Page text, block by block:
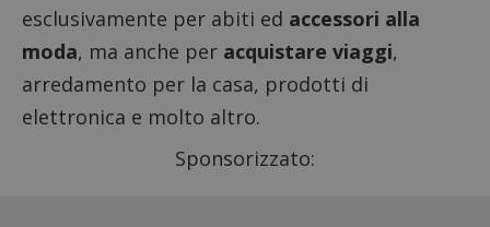
esclusivamente per abiti ed accessori alla
moda, ma anche per acquistare viaggi,
arredamento per la casa, prodotti di
elettronica e molto altro.
Sponsorizzato: